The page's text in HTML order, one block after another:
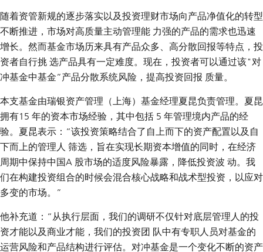
随着资管新规的逐步落实以及投资理财市场向产品净值化的转型
不断推进，市场对高质量主动管理能 力强的产品的需求也迅速
增长。然而基金市场历来具有产品众多、高分散回报等特点，投
资者自行挑 选产品具有一定难度。现在，投资者可以通过该"对
冲基金中基金”产品分散系统风险，提高投资回报 质量。
本支基金由瑞银资产管理（上海）基金经理夏昆负责管理。夏昆
拥有15 年的资本市场经验，其中包括 5 年管理境内产品的经
验。夏昆表示：“该投资策略结合了自上而下的资产配置以及自
下而上的管理人 筛选，旨在实现长期资本增值的同时，在经济
周期中保持中国A 股市场的适度风险暴露，降低投资波 动。我
们在构建投资组合的时候会混合核心战略和战术型投资，以应对
多变的市场。”
他补充道：“从执行层面，我们的调研不仅针对底层管理人的投
资才能以及商业才能，我们的投资团 队中有专职人员对基金的
运营风险和产品结构进行评估。对冲基金是一个变化不断的资产